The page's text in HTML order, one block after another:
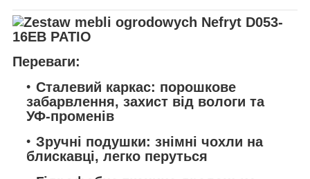
Переваги:
Сталевий каркас: порошкове
забарвлення, захист від вологи та
УФ-променів
Зручні подушки: знімні чохли на
блискавці, легко перуться